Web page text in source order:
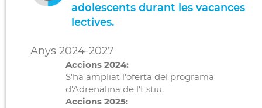
adolescents durant les vacances
lectives.
Anys 2024-2027
Accions 2024:
S'ha ampliat l'oferta del programa
d'Adrenalina de l'Estiu.
Accions 2025: